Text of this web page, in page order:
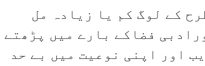
کے لوگ کم یا زیادہ مل
فضاکے بارے میں پڑھتے
اور اپنی نوعیت میں بے حد